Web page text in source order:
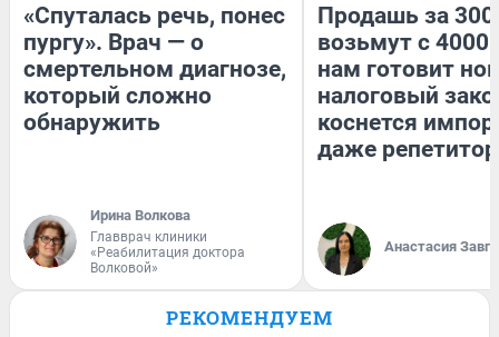
«Спуталась речь, понес
пургу». Врач — о
смертельном диагнозе,
который сложно
обнаружить
Ирина Волкова
Главврач клиники
«Реабилитация доктора
Волковой»
Продашь за
возьмут с
нам готовит
налоговый
коснется
даже
Анастасия
РЕКОМЕНДУЕМ